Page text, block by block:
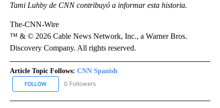
Tami Luhby de CNN contribuyó a informar esta historia.
The-CNN-Wire
™ & © 2026 Cable News Network, Inc., a Warner Bros.
Discovery Company. All rights reserved.
Article Topic Follows: CNN Spanish
FOLLOW FOLLOW "CNN SPANISH" TO RECEIVE NOTIFICATIONS ABOUT
0 Followers